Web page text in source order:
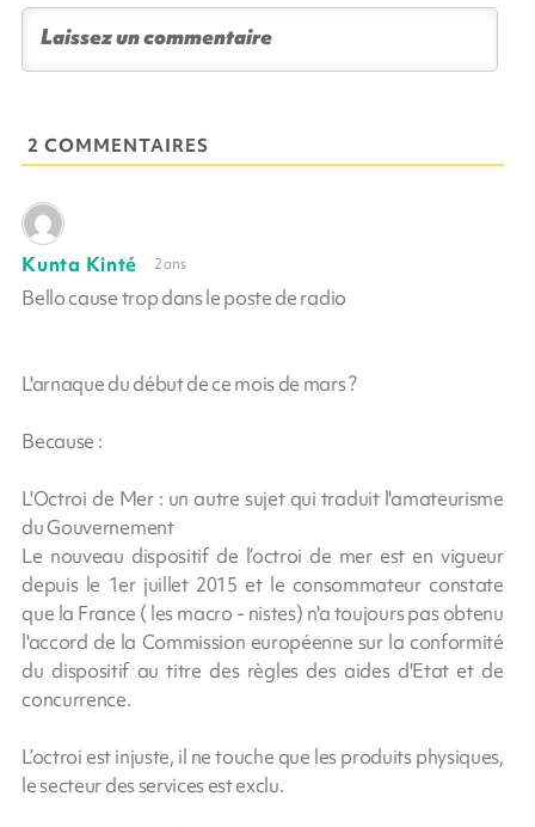
2 COMMENTAIRES
Kunta Kinté 2 ans
Bello cause trop dans le poste de radio
L'arnaque du début de ce mois de mars ?
Because :
L'Octroi de Mer : un autre sujet qui traduit l'amateurisme
du Gouvernement
Le nouveau dispositif de l’octroi de mer est en vigueur
depuis le 1er juillet 2015 et le consommateur constate
que la France ( les macro - nistes) n'a toujours pas obtenu
l'accord de la Commission européenne sur la conformité
du dispositif au titre des règles des aides d'Etat et de
concurrence.
L’octroi est injuste, il ne touche que les produits physiques,
le secteur des services est exclu.